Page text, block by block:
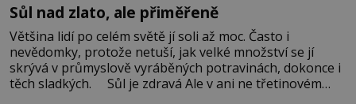
Sůl nad zlato, ale přiměřeně
Většina lidí po celém světě jí soli až moc. Často i
nevědomky, protože netuší, jak velké množství se jí
skrývá v průmyslově vyráběných potravinách, dokonce i
těch sladkých. Sůl je zdravá Ale v ani ne třetinovém